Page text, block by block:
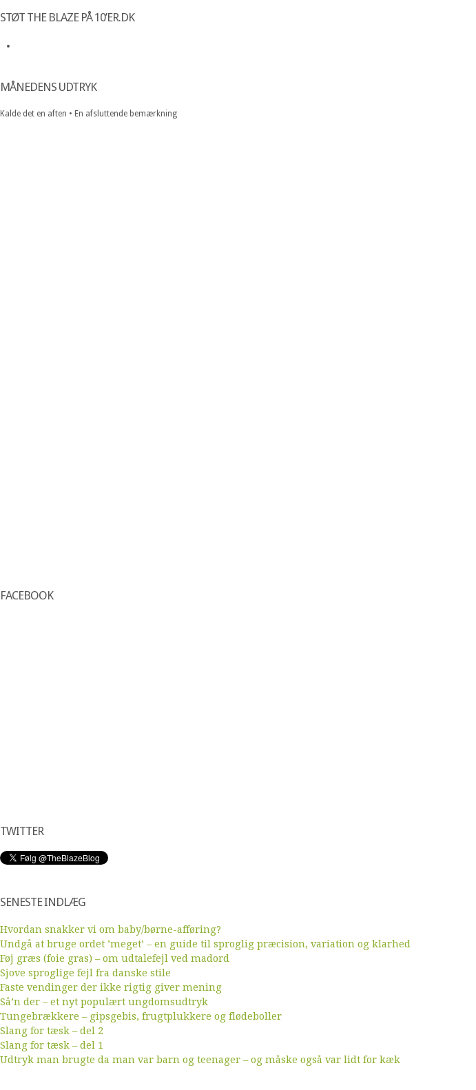
STØT THE BLAZE PÅ 10’ER.DK
MÅNEDENS UDTRYK
Kalde det en aften • En afsluttende bemærkning
FACEBOOK
TWITTER
SENESTE INDLÆG
Hvordan snakker vi om baby/børne-afføring?
Undgå at bruge ordet ’meget’ – en guide til sproglig præcision, variation og klarhed
Føj græs (foie gras) – om udtalefejl ved madord
Sjove sproglige fejl fra danske stile
Faste vendinger der ikke rigtig giver mening
Så’n der – et nyt populært ungdomsudtryk
Tungebrækkere – gipsgebis, frugtplukkere og flødeboller
Slang for tæsk – del 2
Slang for tæsk – del 1
Udtryk man brugte da man var barn og teenager – og måske også var lidt for kæk